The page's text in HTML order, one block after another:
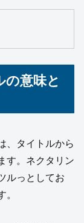
意味と
、タイトルから
す。ネクタリン
ルっとしてお
。